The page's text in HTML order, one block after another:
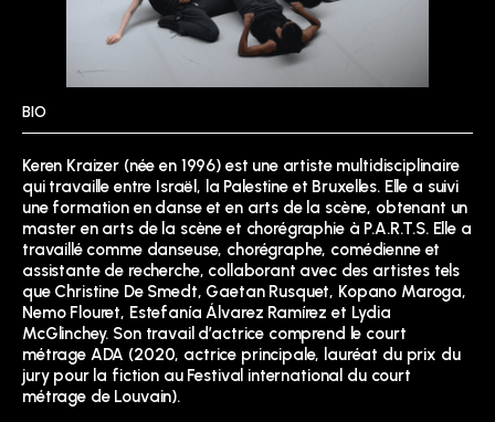
BIO
Keren Kraizer (née en 1996) est une artiste multidisciplinaire
qui travaille entre Israël, la Palestine et Bruxelles. Elle a suivi
une formation en danse et en arts de la scène, obtenant un
master en arts de la scène et chorégraphie à P.A.R.T.S. Elle a
travaillé comme danseuse, chorégraphe, comédienne et
assistante de recherche, collaborant avec des artistes tels
que Christine De Smedt, Gaetan Rusquet, Kopano Maroga,
Nemo Flouret, Estefanía Álvarez Ramírez et Lydia
McGlinchey. Son travail d’actrice comprend le court
métrage ADA (2020, actrice principale, lauréat du prix du
jury pour la fiction au Festival international du court
métrage de Louvain).